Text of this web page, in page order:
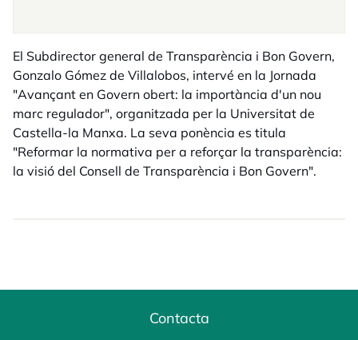
El Subdirector general de Transparència i Bon Govern,
Gonzalo Gómez de Villalobos, intervé en la Jornada
"Avançant en Govern obert: la importància d'un nou
marc regulador", organitzada per la Universitat de
Castella-la Manxa. La seva ponència es titula
"Reformar la normativa per a reforçar la transparència:
la visió del Consell de Transparència i Bon Govern".
Contacta